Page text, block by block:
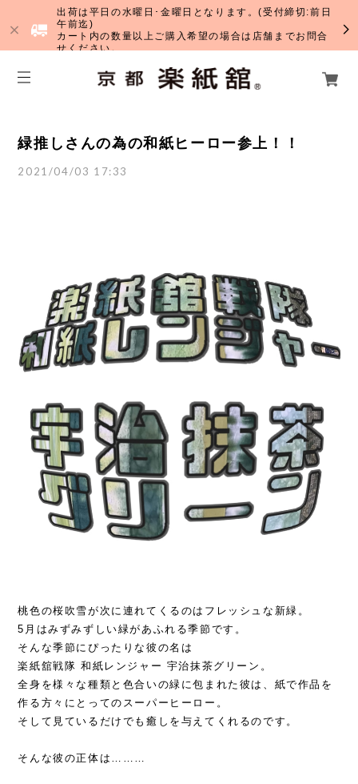
出荷は平日の水曜日･金曜日となります。(受付締切:前日
午前迄)
カート内の数量以上ご購入希望の場合は店舗までお問合
せください。
緑推しさんの為の和紙ヒーロー参上！！
2021/04/03 17:33
桃色の桜吹雪が次に連れてくるのはフレッシュな新緑。
5月はみずみずしい緑があふれる季節です。
そんな季節にぴったりな彼の名は
楽紙舘戦隊 和紙レンジャー 宇治抹茶グリーン。
全身を様々な種類と色合いの緑に包まれた彼は、紙で作品を
作る方々にとってのスーパーヒーロー。
そして見ているだけでも癒しを与えてくれるのです。
そんな彼の正体は………